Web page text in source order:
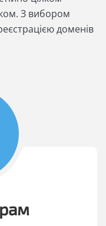
З вибором
доменів